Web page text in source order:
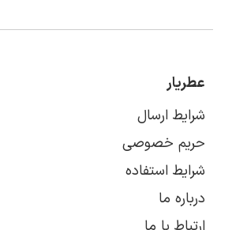
عطریار
شرایط ارسال
حریم خصوصی
شرایط استفاده
درباره ما